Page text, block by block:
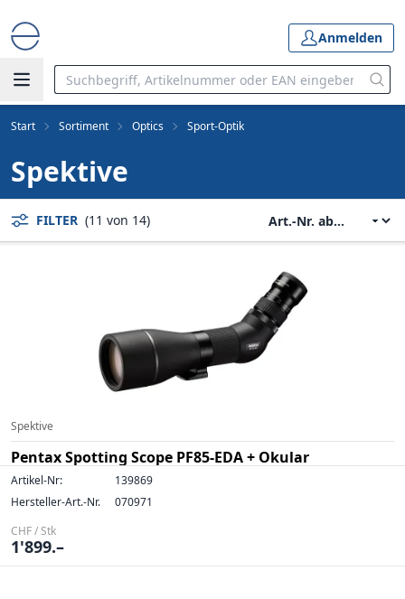
Anmelden
Start Sortiment Optics Sport-Optik
Spektive
FILTER (11 von 14)
Spektive
Pentax Spotting Scope PF85-EDA + Okular
Artikel-Nr:
139869
Hersteller-Art.-Nr.
070971
CHF / Stk
1'899.–